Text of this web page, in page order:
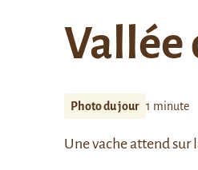
Vallée
Photo du jour 1 minute
Une vache attend sur